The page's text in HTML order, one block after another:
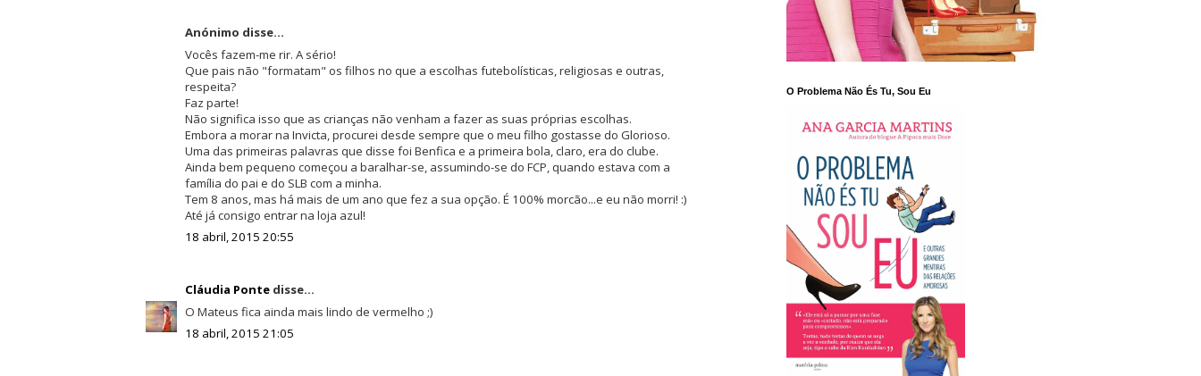
Anónimo disse...
Vocês fazem-me rir. A sério!
Que pais não "formatam" os filhos no que a escolhas futebolísticas, religiosas e outras,
respeita?
Faz parte!
Não significa isso que as crianças não venham a fazer as suas próprias escolhas.
Embora a morar na Invicta, procurei desde sempre que o meu filho gostasse do Glorioso.
Uma das primeiras palavras que disse foi Benfica e a primeira bola, claro, era do clube.
Ainda bem pequeno começou a baralhar-se, assumindo-se do FCP, quando estava com a
família do pai e do SLB com a minha.
Tem 8 anos, mas há mais de um ano que fez a sua opção. É 100% morcão...e eu não morri! :)
Até já consigo entrar na loja azul!
18 abril, 2015 20:55
Cláudia Pontedisse...
O Mateus fica ainda mais lindo de vermelho ;)
18 abril, 2015 21:05
O Problema Não És Tu, Sou Eu